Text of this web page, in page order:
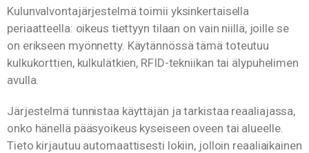
Kulunvalvontajärjestelmä toimii yksinkertaisella
periaatteella: oikeus tiettyyn tilaan on vain niillä, joille se
on erikseen myönnetty. Käytännössä tämä toteutuu
kulkukorttien, kulkulätkien, RFID-tekniikan tai älypuhelimen
avulla.
Järjestelmä tunnistaa käyttäjän ja tarkistaa reaaliajassa,
onko hänellä pääsyoikeus kyseiseen oveen tai alueelle.
Tieto kirjautuu automaattisesti lokiin, jolloin reaaliaikainen